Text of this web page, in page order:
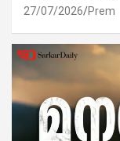
27/07/2026 Prem